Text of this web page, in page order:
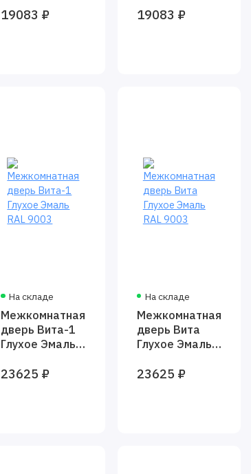
19083 ₽ 19083 ₽
На складе
Межкомнатная
дверь Вита-1
Глухое Эмаль
23625 ₽
На складе
Межкомнатная
дверь Вита
Глухое Эмаль
23625 ₽